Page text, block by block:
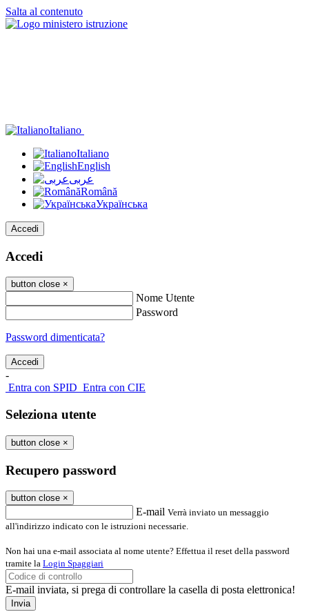
Salta al contenuto
Italiano
Italiano
English
عربى
Română
Українська
Accedi
Accedi
button close ×
Nome Utente
Password
Password dimenticata?
-
Entra con SPID Entra con CIE
Seleziona utente
button close ×
Recupero password
button close ×
E-mail Verrà inviato un messaggio
all'indirizzo indicato con le istruzioni necessarie.
Non hai una e-mail associata al nome utente? Effettua il reset della password
tramite la Login Spaggiari
E-mail inviata, si prega di controllare la casella di posta elettronica!